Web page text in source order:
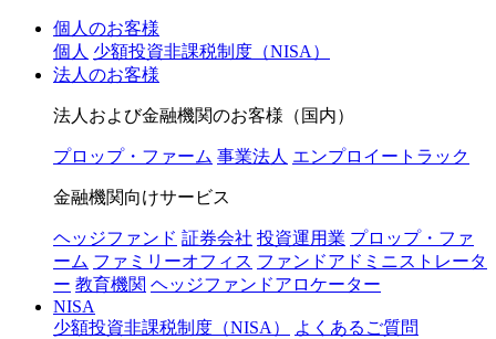
個人のお客様
個人 少額投資非課税制度（NISA）
法人のお客様
法人および金融機関のお客様（国内）
プロップ・ファーム 事業法人 エンプロイートラック
金融機関向けサービス
ヘッジファンド 証券会社 投資運用業 プロップ・ファ
ーム ファミリーオフィス ファンドアドミニストレータ
ー 教育機関 ヘッジファンドアロケーター
NISA
少額投資非課税制度（NISA）
よくあるご質問